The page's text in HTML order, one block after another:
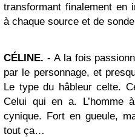
transformant finalement en
à chaque source et de
CÉLINE. - A la fois
par le personnage, et
Le type du hâbleur celte.
Celui qui en a.
cynique. Fort en gueule,
tout ça…